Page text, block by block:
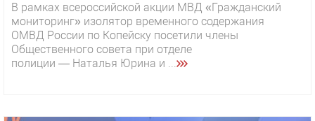
В рамках всероссийской акции МВД «Гражданский
мониторинг» изолятор временного содержания
ОМВД России по Копейску посетили члены
Общественного совета при отделе
полиции — Наталья Юрина и ...